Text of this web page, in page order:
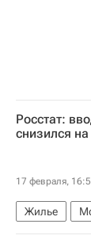
Росстат:
снизился
17 февраля,
Жилье
Московская